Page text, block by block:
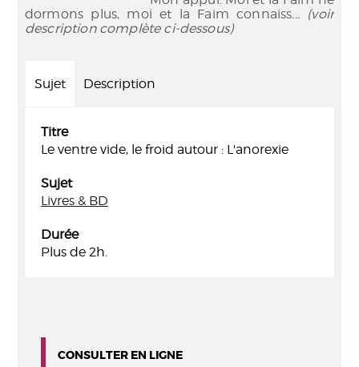
dormons plus, moi et la Faim connaiss... (voir
description complète ci-dessous)
Sujet Description
Titre
Le ventre vide, le froid autour : L'anorexie
Sujet
Livres & BD
Durée
Plus de 2h.
CONSULTER EN LIGNE